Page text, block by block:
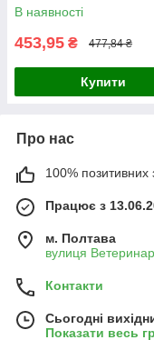
В наявності
453,95 ₴ 477,84 ₴
Купити
Про нас
100% позитивних
Працює з
м. Полтава
вулиця
Контакти
Сьогодні
Показати весь